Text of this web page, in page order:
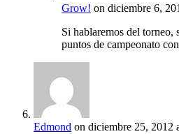
Grow! on diciembre 6,
Si hablaremos del torneo,
puntos de campeonato
Edmond on diciembre 25, 2012